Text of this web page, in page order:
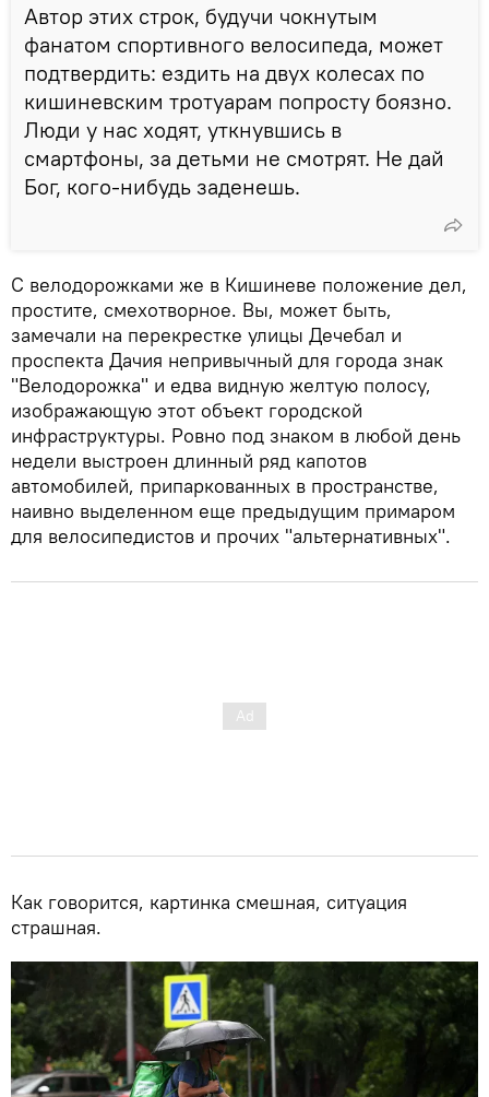
Автор этих строк, будучи чокнутым
фанатом спортивного велосипеда, может
подтвердить: ездить на двух колесах по
кишиневским тротуарам попросту боязно.
Люди у нас ходят, уткнувшись в
смартфоны, за детьми не смотрят. Не дай
Бог, кого-нибудь заденешь.
С велодорожками же в Кишиневе положение дел,
простите, смехотворное. Вы, может быть,
замечали на перекрестке улицы Дечебал и
проспекта Дачия непривычный для города знак
"Велодорожка" и едва видную желтую полосу,
изображающую этот объект городской
инфраструктуры. Ровно под знаком в любой день
недели выстроен длинный ряд капотов
автомобилей, припаркованных в пространстве,
наивно выделенном еще предыдущим примаром
для велосипедистов и прочих "альтернативных".
Как говорится, картинка смешная, ситуация
страшная.